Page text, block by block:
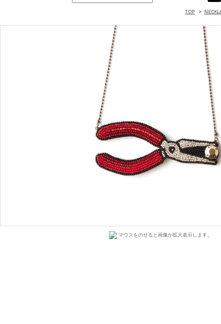
TOP >
マウスをのせると画像が拡大表示します。